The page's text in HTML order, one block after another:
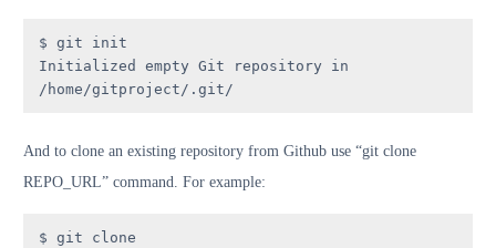
$ git init
Initialized empty Git repository in
/home/gitproject/.git/
And to clone an existing repository from Github use “git clone
REPO_URL” command. For example:
$ git clone